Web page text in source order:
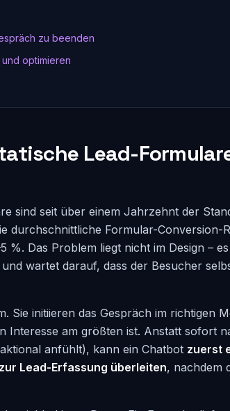
zu beenden
optimieren
Lead-
sind seit über einem Jahrzehnt der
durchschnittliche Formular-Conversion-
%. Das Problem liegt nicht im Design –
wartet darauf, dass der Besucher
Sie initiieren das Gespräch im richtigen
Interesse am größten ist. Anstatt sofort
anfühlt), kann ein Chatbot zuerst
Lead-Erfassung überleiten, nachdem